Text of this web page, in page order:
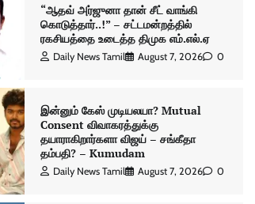
“ஆதவ் அர்ஜுனா தான் சீட் வாங்கி
கொடுத்தார்..!” – சட்டமன்றத்தில்
ரகசியத்தை உடைத்த திமுக எம்.எல்.ஏ
Daily News Tamil August 7, 2026 0
இன்னும் கேஸ் முடியலயா? Mutual
Consent விவாகரத்துக்கு
தயாராகிறார்களா விஜய் – சங்கீதா
தம்பதி? – Kumudam
Daily News Tamil August 7, 2026 0